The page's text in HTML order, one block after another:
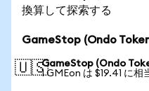
換算して探索する
GameStop (Ondo
🇺🇸GameStop (Ondo
1 GMEon は $19.41 に相